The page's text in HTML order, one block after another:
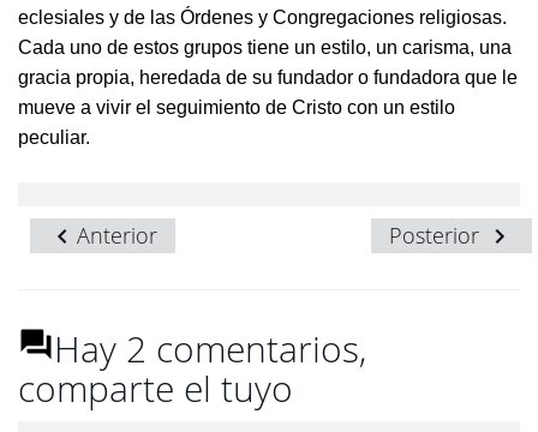
eclesiales y de las Órdenes y Congregaciones religiosas.
Cada uno de estos grupos tiene un estilo, un carisma, una
gracia propia, heredada de su fundador o fundadora que le
mueve a vivir el seguimiento de Cristo con un estilo
peculiar.
Posterior
Anterior
Hay 2 comentarios,
comparte el tuyo